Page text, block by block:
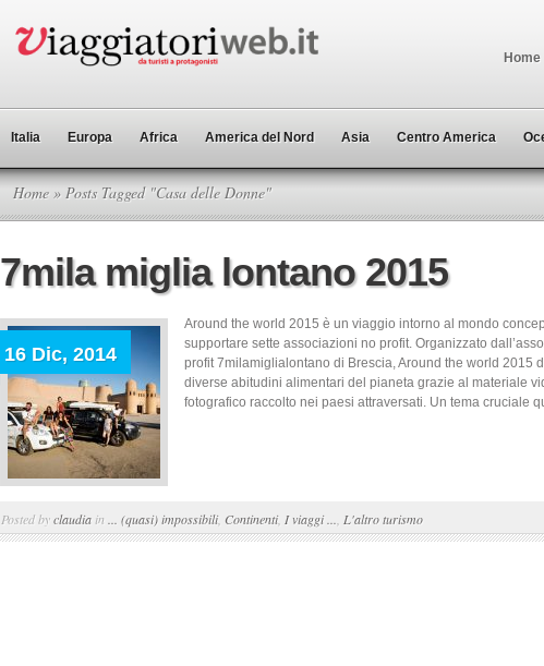
Home
Italia Europa Africa America del Nord Asia Centro America
Home » Posts Tagged "Casa delle Donne"
7mila miglia lontano 2015
16 Dic, 2014
Around the world 2015 è un viaggio intorno al mondo
supportare sette associazioni no profit. Organizzato
profit 7milamiglialontano di Brescia, Around the world 2015
diverse abitudini alimentari del pianeta grazie al materiale
fotografico raccolto nei paesi attraversati. Un tema cruciale
Posted byclaudia in ... (quasi) impossibili, Continenti, I viaggi ... L'altro turismo